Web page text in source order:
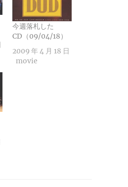
今週落札した
CD（09/04/18）
2009 年 4 月 18 日
movie